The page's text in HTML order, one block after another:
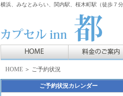
横浜、みなとみらい、関内駅、桜木町駅（徒歩７
HOME ＞ ご予約状況
ご予約状況カレンダー